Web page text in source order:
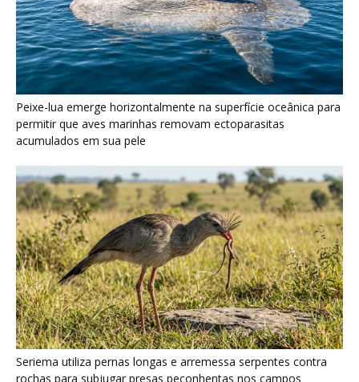
Seriema utiliza pernas longas e arremessa serpentes contra
rochas para subjugar presas peçonhentas nos campos
Poraquê sincroniza descargas elétricas em grupo para
amplificar campo elétrico e atordoar cardumes de peixes
maiores na Amazônia